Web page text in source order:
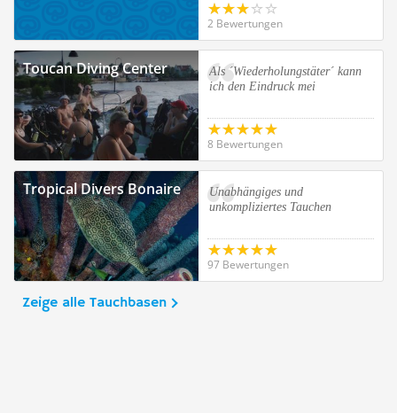
2 Bewertungen
Toucan Diving Center
Als ´Wiederholungstäter´ kann
ich den Eindruck mei
8 Bewertungen
Tropical Divers Bonaire
Unabhängiges und
unkompliziertes Tauchen
97 Bewertungen
Zeige alle Tauchbasen